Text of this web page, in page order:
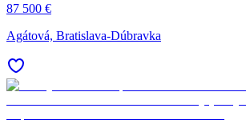
87 500 €
Agátová, Bratislava-Dúbravka